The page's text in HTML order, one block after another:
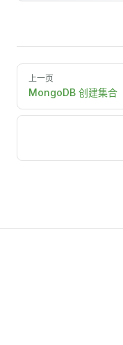
上一页
MongoDB 创建集合